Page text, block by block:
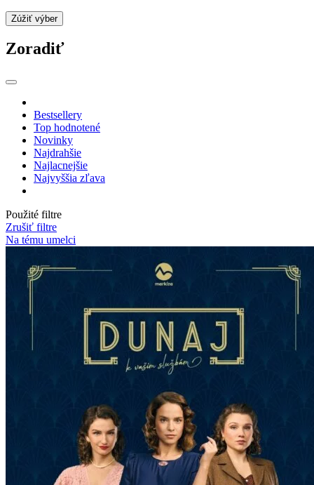
Zúžiť výber
Zoradiť
Bestsellery
Top hodnotené
Novinky
Najdrahšie
Najlacnejšie
Najvyššia zľava
Použité filtre
Zrušiť filtre
Na tému umelci